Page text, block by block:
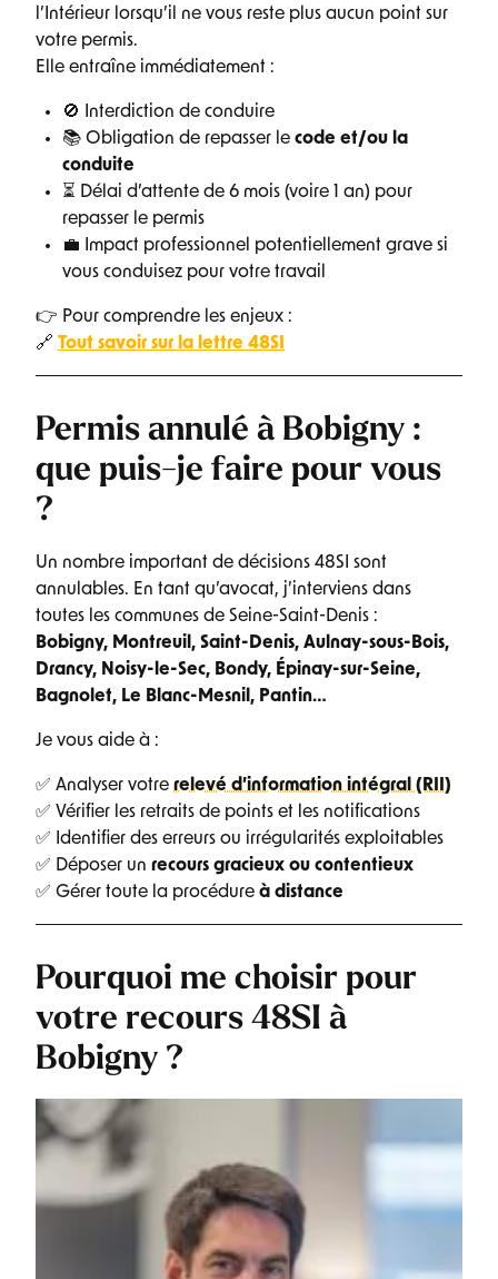
l’Intérieur lorsqu’il ne vous reste plus aucun point sur
votre permis.
Elle entraîne immédiatement :
🚫 Interdiction de conduire
📚 Obligation de repasser le code et/ou la
conduite
⏳ Délai d’attente de 6 mois (voire 1 an) pour
repasser le permis
💼 Impact professionnel potentiellement grave si
vous conduisez pour votre travail
👉 Pour comprendre les enjeux :
🔗 Tout savoir sur la lettre 48SI
Permis annulé à Bobigny :
que puis-je faire pour vous
?
Un nombre important de décisions 48SI sont
annulables. En tant qu’avocat, j’interviens dans
toutes les communes de Seine-Saint-Denis :
Bobigny, Montreuil, Saint-Denis, Aulnay-sous-Bois,
Drancy, Noisy-le-Sec, Bondy, Épinay-sur-Seine,
Bagnolet, Le Blanc-Mesnil, Pantin…
Je vous aide à :
✅ Analyser votre relevé d’information intégral (RII)
✅ Vérifier les retraits de points et les notifications
✅ Identifier des erreurs ou irrégularités exploitables
✅ Déposer un recours gracieux ou contentieux
✅ Gérer toute la procédure à distance
Pourquoi me choisir pour
votre recours 48SI à
Bobigny ?